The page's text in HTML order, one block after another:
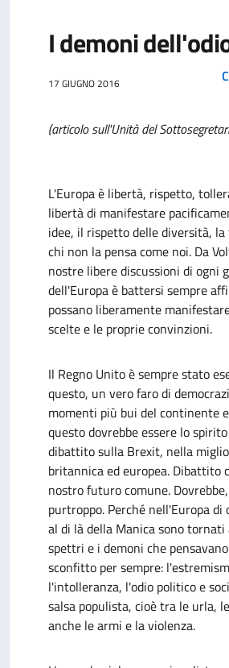
I demoni
17 GIUGNO 2016
(articolo sull'Unità del
L'Europa è libertà, rispetto,
libertà di manifestare
idee, il rispetto delle diversità,
chi non la pensa come noi. Da
nostre libere discussioni di ogni
dell'Europa è battersi sempre
possano liberamente
scelte e le proprie convinzioni.
Il Regno Unito è sempre stato
questo, un vero faro di
momenti più bui del continente
questo dovrebbe essere lo
dibattito sulla Brexit, nella
britannica ed europea. Dibattito
nostro futuro comune.
purtroppo. Perché nell'Europa di
al di là della Manica sono tornati
spettri e i demoni che
sconfitto per sempre:
l'intolleranza, l'odio politico e
salsa populista, cioè tra le urla,
anche le armi e la violenza.